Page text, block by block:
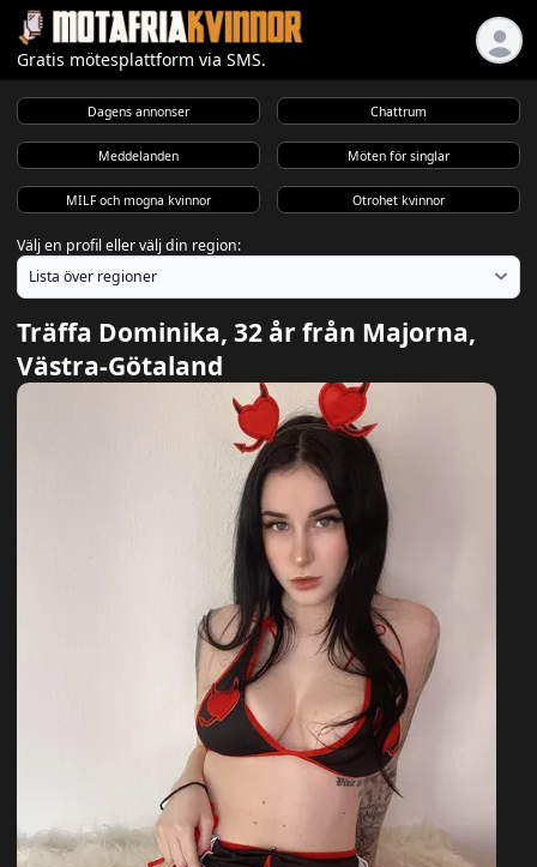
Gratis mötesplattform via SMS.
Dagens annonser Chattrum
Meddelanden Möten för singlar
MILF och mogna kvinnor Otrohet kvinnor
Välj en profil eller välj din region:
Träffa Dominika, 32 år från Majorna,
Västra-Götaland